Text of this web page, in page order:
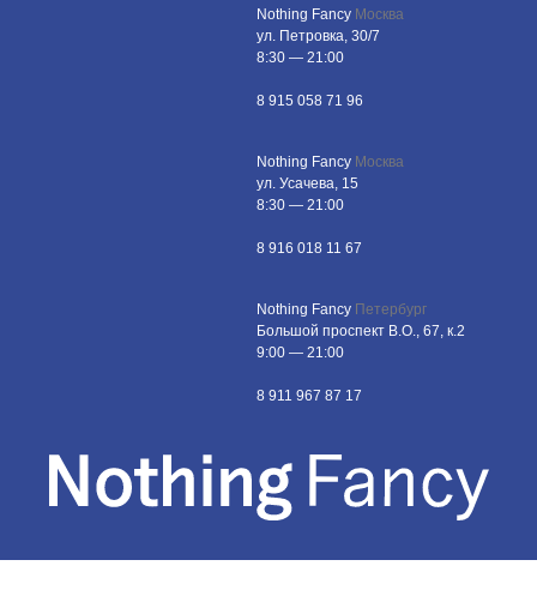
Nothing Fancy Москва
ул. Петровка, 30/7
8:30 — 21:00
8 915 058 71 96
Nothing Fancy Москва
ул. Усачева, 15
8:30 — 21:00
8 916 018 11 67
Nothing Fancy Петербург
Большой проспект В.О., 67, к.2
9:00 — 21:00
8 911 967 87 17